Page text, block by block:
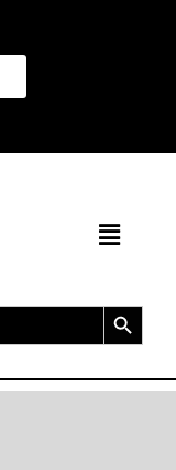
Search Button